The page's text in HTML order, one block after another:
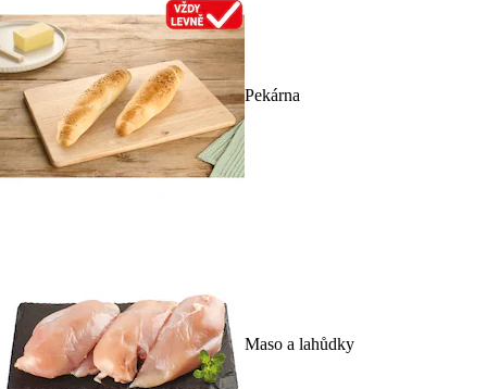
Pekárna
Maso a lahůdky